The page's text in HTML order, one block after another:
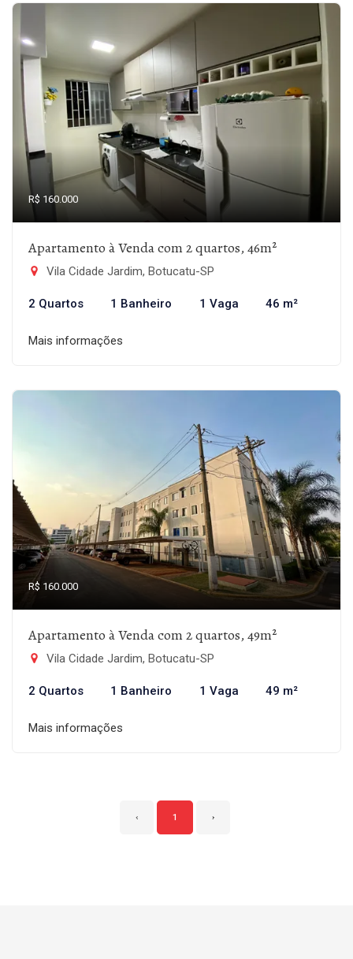
R$ 160.000
Apartamento à Venda com 2 quartos, 46m²
Vila Cidade Jardim, Botucatu-SP
2 Quartos 1 Banheiro 1 Vaga 46 m²
Mais informações
R$ 160.000
Apartamento à Venda com 2 quartos, 49m²
Vila Cidade Jardim, Botucatu-SP
2 Quartos 1 Banheiro 1 Vaga 49 m²
Mais informações
‹ 1 ›